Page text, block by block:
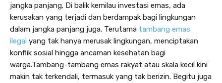
jangka panjang. Di balik kemilau investasi emas, ada
kerusakan yang terjadi dan berdampak bagi lingkungan
dalam jangka panjang juga. Terutama tambang emas
ilegal yang tak hanya merusak lingkungan, menciptakan
konflik sosial hingga ancaman kesehatan bagi
warga.Tambang-tambang emas rakyat atau skala kecil kini
makin tak terkendali, termasuk yang tak berizin. Begitu juga